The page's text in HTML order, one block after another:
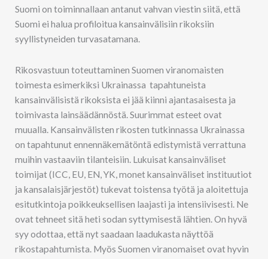
Suomi on toiminnallaan antanut vahvan viestin siitä, että
Suomi ei halua profiloitua kansainvälisiin rikoksiin
syyllistyneiden turvasatamana.
Rikosvastuun toteuttaminen Suomen viranomaisten
toimesta esimerkiksi Ukrainassa tapahtuneista
kansainvälisistä rikoksista ei jää kiinni ajantasaisesta ja
toimivasta lainsäädännöstä. Suurimmat esteet ovat
muualla. Kansainvälisten rikosten tutkinnassa Ukrainassa
on tapahtunut ennennäkemätöntä edistymistä verrattuna
muihin vastaaviin tilanteisiin. Lukuisat kansainväliset
toimijat (ICC, EU, EN, YK, monet kansainväliset instituutiot
ja kansalaisjärjestöt) tukevat toistensa työtä ja aloitettuja
esitutkintoja poikkeuksellisen laajasti ja intensiivisesti. Ne
ovat tehneet sitä heti sodan syttymisestä lähtien. On hyvä
syy odottaa, että nyt saadaan laadukasta näyttöä
rikostapahtumista. Myös Suomen viranomaiset ovat hyvin